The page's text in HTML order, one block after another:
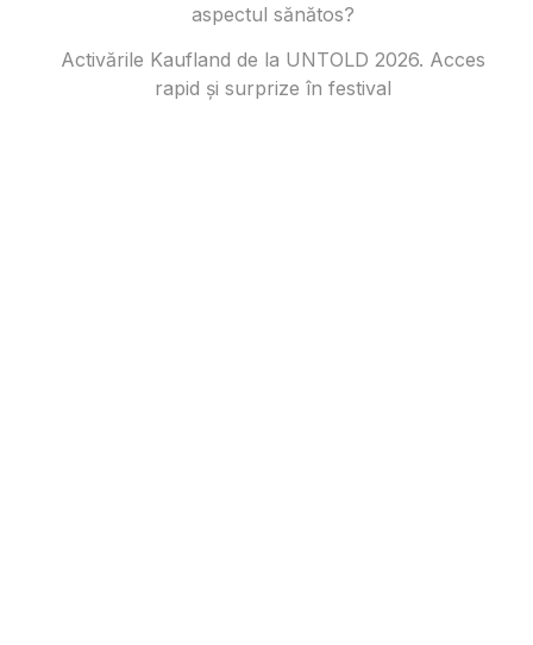
aspectul sănătos?
Activările Kaufland de la UNTOLD 2026. Acces
rapid și surprize în festival